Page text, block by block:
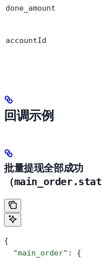
done_amount
accountId
回调示例
批量提现全部成功
（
{
  "main_order"
: {